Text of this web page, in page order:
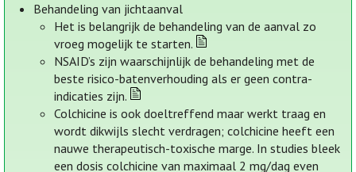
Behandeling van jichtaanval
Het is belangrijk de behandeling van de aanval zo
vroeg mogelijk te starten.
NSAID’s zijn waarschijnlijk de behandeling met de
beste risico-batenverhouding als er geen contra-
indicaties zijn.
Colchicine is ook doeltreffend maar werkt traag en
wordt dikwijls slecht verdragen; colchicine heeft een
nauwe therapeutisch-toxische marge. In studies bleek
een dosis colchicine van maximaal 2 mg/dag even